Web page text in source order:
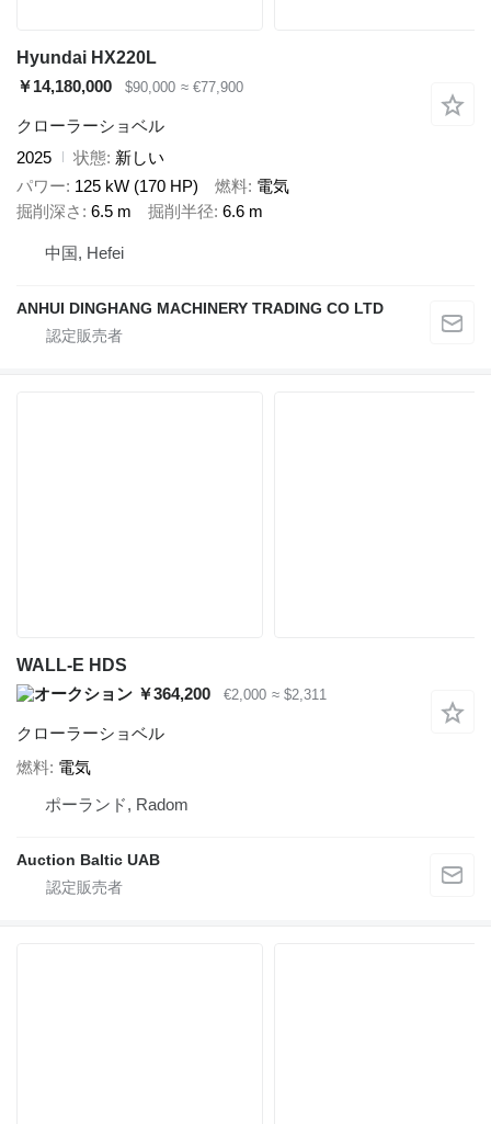
Hyundai HX220L
￥14,180,000
$90,000 ≈ €77,900
クローラーショベル
2025
状態 新しい
パワー 125 kW (170 HP) 燃料 電気
掘削深さ
6.5 m 掘削半径 6.6 m
中国, Hefei
ANHUI DINGHANG MACHINERY TRADING CO LTD
WALL-E HDS
￥364,200
€2,000 ≈ $2,311
クローラーショベル
燃料 電気
ポーランド, Radom
Auction Baltic UAB